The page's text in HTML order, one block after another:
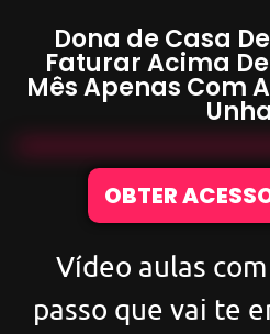
Dona de Casa
Faturar Acima De
Mês Apenas Com
OBTER
Vídeo aulas
passo que vai te